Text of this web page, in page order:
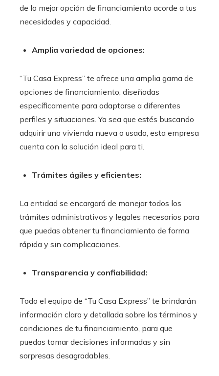
de la mejor opción de financiamiento acorde a tus
necesidades y capacidad.
Amplia variedad de opciones:
“Tu Casa Express” te ofrece una amplia gama de
opciones de financiamiento, diseñadas
específicamente para adaptarse a diferentes
perfiles y situaciones. Ya sea que estés buscando
adquirir una vivienda nueva o usada, esta empresa
cuenta con la solución ideal para ti.
Trámites ágiles y eficientes:
La entidad se encargará de manejar todos los
trámites administrativos y legales necesarios para
que puedas obtener tu financiamiento de forma
rápida y sin complicaciones.
Transparencia y confiabilidad:
Todo el equipo de “Tu Casa Express” te brindarán
información clara y detallada sobre los términos y
condiciones de tu financiamiento, para que
puedas tomar decisiones informadas y sin
sorpresas desagradables.